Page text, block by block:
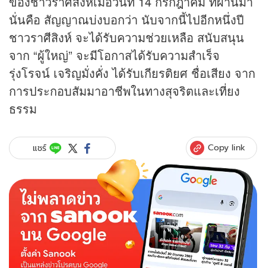
นั่นคือ สัญญาณบ่งบอกว่า นับจากนี้ไปอีกหนึ่งปี
ชาวราศีสิงห์ จะได้รับความช่วยเหลือ สนับสนุน
จาก “ผู้ใหญ่” จะมีโอกาสได้รับความสำเร็จ
รุ่งโรจน์ เจริญมั่งคั่ง ได้รับเกียรติยศ ชื่อเสียง จาก
การประกอบสัมมาอาชีพในทางสุจริตและเที่ยง
ธรรม
แชร์ Copy link